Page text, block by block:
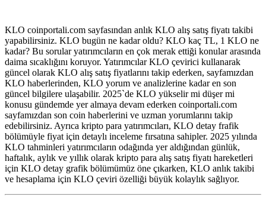
KLO coinportali.com sayfasından anlık KLO alış satış fiyatı takibi
yapabilirsiniz. KLO bugün ne kadar oldu? KLO kaç TL, 1 KLO ne
kadar? Bu sorular yatırımcıların en çok merak ettiği konular arasında
daima sıcaklığını koruyor. Yatırımcılar KLO çevirici kullanarak
güncel olarak KLO alış satış fiyatlarını takip ederken, sayfamızdan
KLO haberlerinden, KLO yorum ve analizlerine kadar en son
güncel bilgilere ulaşabilir. 2025`de KLO yükselir mi düşer mi
konusu gündemde yer almaya devam ederken coinportali.com
sayfamızdan son coin haberlerini ve uzman yorumlarını takip
edebilirsiniz. Ayrıca kripto para yatırımcıları, KLO detay frafik
bölümüyle fiyat için detaylı inceleme fırsatına sahipler. 2025 yılında
KLO tahminleri yatırımcıların odağında yer aldığından günlük,
haftalık, aylık ve yıllık olarak kripto para alış satış fiyatı hareketleri
için KLO detay grafik bölümümüz öne çıkarken, KLO anlık takibi
ve hesaplama için KLO çeviri özelliği büyük kolaylık sağlıyor.